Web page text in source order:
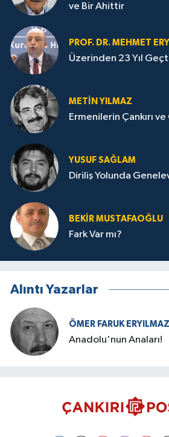
ve Bir Ahittir
PROF. DR. MEHMET
Üzerinden 23 Yıl
METIN YILMAZ
Ermenilerin Çankırı ve
YUSUF SAĞLAM
Diriliş Yolunda
BEKIR MUSTAFAOĞLU
Fark Var mı?
Alıntı Yazarlar
ÖMER FARUK ERYILMAZ
Anadolu'nun Anaları!